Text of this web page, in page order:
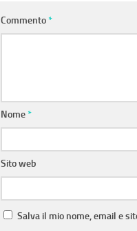
Commento*
Nome*
Sito web
Salva il mio nome, email e